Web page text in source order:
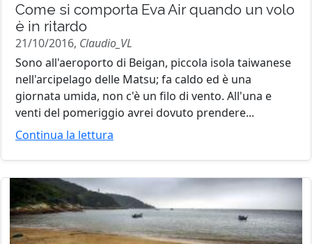
Come si comporta Eva Air quando un volo
è in ritardo
21/10/2016, Claudio_VL
Sono all'aeroporto di Beigan, piccola isola taiwanese
nell'arcipelago delle Matsu; fa caldo ed è una
giornata umida, non c'è un filo di vento. All'una e
venti del pomeriggio avrei dovuto prendere...
Continua la lettura